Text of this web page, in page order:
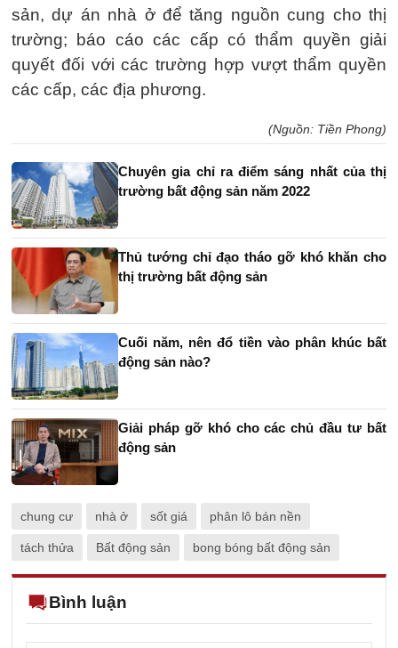
sản, dự án nhà ở để tăng nguồn cung cho thị
trường; báo cáo các cấp có thẩm quyền giải
quyết đối với các trường hợp vượt thẩm quyền
các cấp, các địa phương.
(Nguồn: Tiền Phong)
Chuyên gia chỉ ra điểm sáng nhất của thị
trường bất động sản năm 2022
Thủ tướng chỉ đạo tháo gỡ khó khăn cho
thị trường bất động sản
Cuối năm, nên đổ tiền vào phân khúc bất
động sản nào?
Giải pháp gỡ khó cho các chủ đầu tư bất
động sản
chung cư nhà ở sốt giá phân lô bán nền
tách thửa Bất động sản bong bóng bất động sản
Bình luận